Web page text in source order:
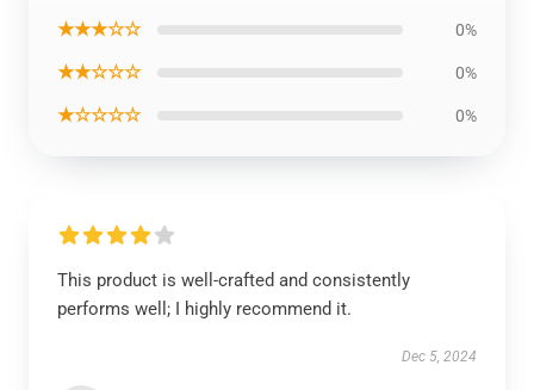
★★★☆☆ 0%
★★☆☆☆ 0%
★☆☆☆☆ 0%
This product is well-crafted and consistently
performs well; I highly recommend it.
Dec 5, 2024